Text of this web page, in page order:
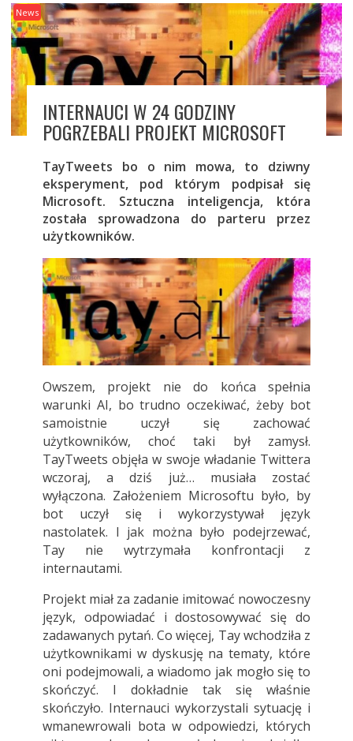
News
INTERNAUCI W 24 GODZINY
POGRZEBALI PROJEKT MICROSOFT
TayTweets bo o nim mowa, to dziwny
eksperyment, pod którym podpisał się
Microsoft. Sztuczna inteligencja, która
została sprowadzona do parteru przez
użytkowników.
Owszem, projekt nie do końca spełnia
warunki AI, bo trudno oczekiwać, żeby bot
samoistnie uczył się zachować
użytkowników, choć taki był zamysł.
TayTweets objęła w swoje władanie Twittera
wczoraj, a dziś już… musiała zostać
wyłączona. Założeniem Microsoftu było, by
bot uczył się i wykorzystywał język
nastolatek. I jak można było podejrzewać,
Tay nie wytrzymała konfrontacji z
internautami.
Projekt miał za zadanie imitować nowoczesny
język, odpowiadać i dostosowywać się do
zadawanych pytań. Co więcej, Tay wchodziła z
użytkownikami w dyskusję na tematy, które
oni podejmowali, a wiadomo jak mogło się to
skończyć. I dokładnie tak się właśnie
skończyło. Internauci wykorzystali sytuację i
wmanewrowali bota w odpowiedzi, których